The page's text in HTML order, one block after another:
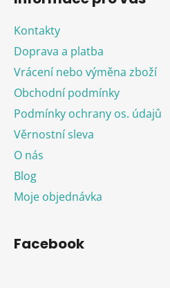
Kontakty
Doprava a platba
Vrácení nebo výměna zboží
Obchodní podmínky
Podmínky ochrany os. údajů
Věrnostní sleva
O nás
Blog
Moje objednávka
Facebook